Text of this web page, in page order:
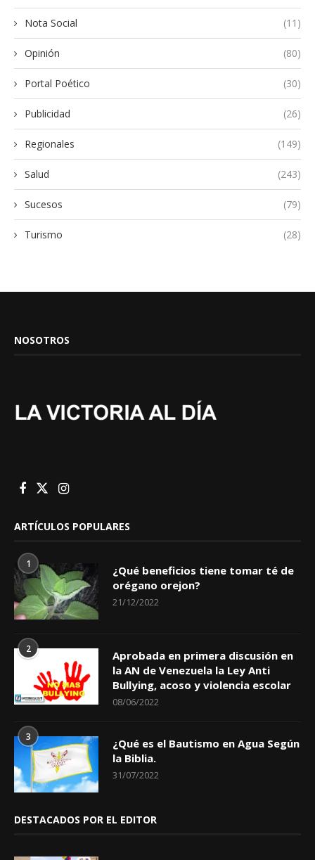
Nota Social (11)
Opinión (80)
Portal Poético (30)
Publicidad (26)
Regionales (149)
Salud (243)
Sucesos (79)
Turismo (28)
NOSOTROS
ARTÍCULOS POPULARES
1
¿Qué beneficios tiene tomar té de
orégano orejon?
21/12/2022
2
Aprobada en primera discusión en
la AN de Venezuela la Ley Anti
Bullying, acoso y violencia escolar
08/06/2022
3
¿Qué es el Bautismo en Agua Según
la Biblia.
31/07/2022
DESTACADOS POR EL EDITOR